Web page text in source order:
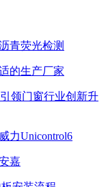
青荧光检测
的生产厂家
领门窗行业创新升
力Unicontrol6
嘉